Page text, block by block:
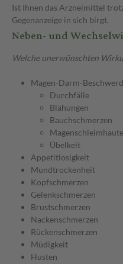
Ist Ihnen das Arzneimittel
Gegenanzeige in sich birgt.
Neben- und
Welche unerwünschten
Magen-Darm-
Durchfälle
Blähungen
Bauchschmerzen
Übelkeit
Appetitlosigkeit
Mundtrockenheit
Kopfschmerzen
Gelenkschmerzen
Brustschmerzen
Nackenschmerzen
Rückenschmerzen
Müdigkeit
Husten